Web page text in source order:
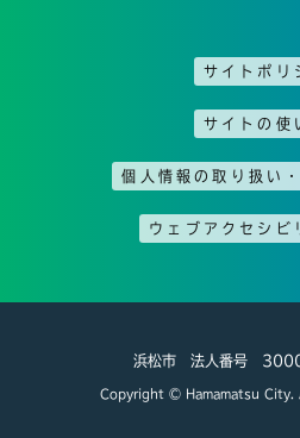
サイトポリ
サイトの使
個人情報の取り扱い
ウェブアクセシビ
浜松市 法人番号
Copyright © Hamamatsu City.